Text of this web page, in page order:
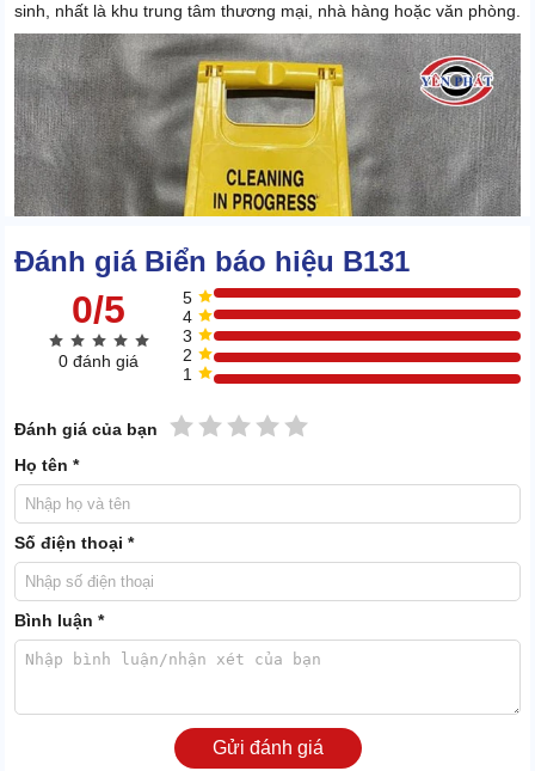
sinh, nhất là khu trung tâm thương mại, nhà hàng hoặc văn phòng.
Biển báo cảnh báo người đi đường về nguy cơ trơn trượt hoặc hóa
chất vệ sinh.
Khu vực đang có điện rò rỉ:
Tại khu vực đang sửa chữa điện, nguy cơ rò rỉ điện rất cao nên
Đánh giá Biển báo hiệu B131
0/5
0 đánh giá
5
4
3
2
1
Đánh giá của bạn 5 sao
4 sao
3 sao
2 sao
1 sao
Họ tên *
Số điện thoại *
Bình luận *
Gửi đánh giá